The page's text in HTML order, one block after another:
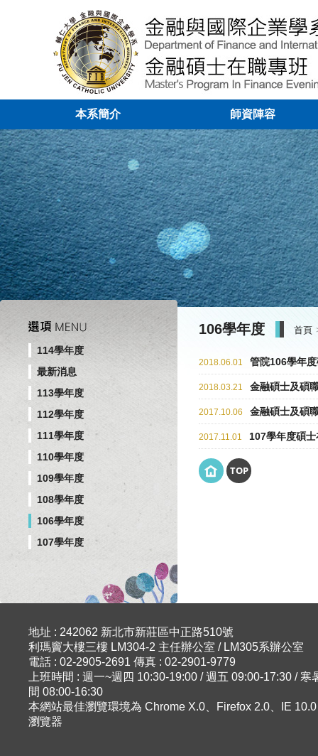
本系簡介 師資陣容
114學年度
最新消息
113學年度
112學年度
111學年度
110學年度
109學年度
108學年度
106學年度
107學年度
106學年度 首頁
2018.06.01 管院106學年
2018.03.21 金融碩士及碩
2017.10.06 金融碩士及碩
2017.11.01 107學年度碩
TOP
地址 : 242062 新北市新莊區中正路510號
利瑪竇大樓三樓 LM304-2 主任辦公室 / LM305系辦公室
電話 : 02-2905-2691 傳真 : 02-2901-9779
上班時間 : 週一~週四 10:30-19:00 / 週五 09:00-17:30 / 寒
間 08:00-16:30
本網站最佳瀏覽環境為 Chrome X.0、Firefox 2.0、IE
瀏覽器